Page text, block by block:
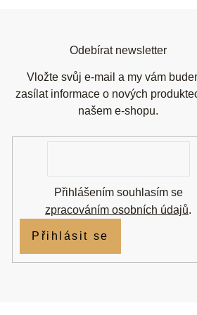
Odebírat newsletter
Vložte svůj e-mail a my vám
zasílat informace o nových
našem e-shopu.
Přihlášením souhlasím se
zpracováním osobních údajů.
Přihlásit se